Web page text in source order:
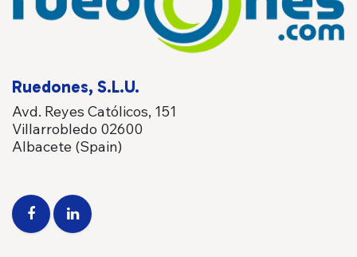
Ruedones, S.L.U.
Avd. Reyes Católicos, 151
Villarrobledo 02600
Albacete (Spain)